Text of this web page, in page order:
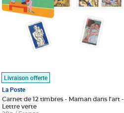
Livraison offerte
La Poste
Carnet de 12 timbres - Maman dans l'art -
Lettre verte